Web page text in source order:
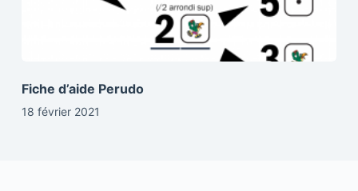
Fiche d’aide Perudo
18 février 2021